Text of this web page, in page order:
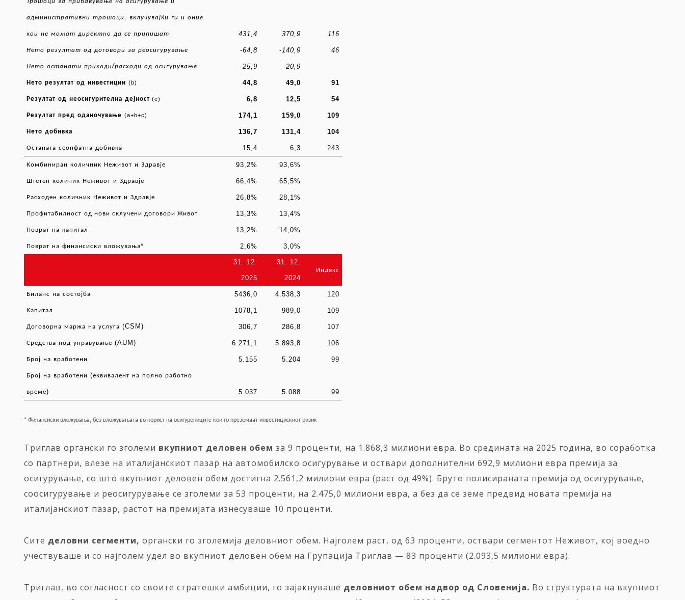
Трошоци за прибавување на осигурување и
административни трошоци, вклучувајќи ги и оние
кои не можат директно да се припишат 431,4 370,9 116
Нето резултат од договори за реосигурување -64,8 -140,9 46
Нето останати приходи/расходи од осигурување -25,9 -20,9
Нето резултат од инвестиции (b) 44,8 49,0 91
Резултат од неосигурителна дејност (c) 6,8 12,5 54
Резултат пред оданочување (a+b+c) 174,1 159,0 109
Нето добивка 136,7 131,4 104
Останата сеопфатна добивка 15,4 6,3 243
Комбиниран количник Неживот и Здравје 93,2% 93,6%
Штетен колиник Неживот и Здравје 66,4% 65,5%
Расходен количник Неживот и Здравје 26,8% 28,1%
Профитабилност од нови склучени договори Живот 13,3% 13,4%
Поврат на капитал 13,2% 14,0%
Поврат на финансиски вложувања* 2,6% 3,0%
31. 12.
2025
31. 12.
2024
Индекс
Биланс на состојба 5436,0 4.538,3 120
Капитал 1078,1 989,0 109
Договорна маржа на услуга (CSM) 306,7 286,8 107
Средства под управување (AUM) 6.271,1 5.893,8 106
Број на вработени 5.155 5.204 99
Број на вработени (еквивалент на полно работно
време) 5.037 5.088 99
* Финансиски вложувања, без вложувањата во корист на осигурениците кои го преземаат инвестицискиот ризик
Триглав органски го зголеми вкупниот деловен обем за 9 проценти, на 1.868,3 милиони евра. Во средината на 2025 година, во соработка
со партнери, влезе на италијанскиот пазар на автомобилско осигурување и оствари дополнителни 692,9 милиони евра премија за
осигурување, со што вкупниот деловен обем достигна 2.561,2 милиони евра (раст од 49%). Бруто полисираната премија од осигурување,
соосигурување и реосигурување се зголеми за 53 проценти, на 2.475,0 милиони евра, а без да се земе предвид новата премија на
италијанскиот пазар, растот на премијата изнесуваше 10 проценти.
Сите деловни сегменти, органски го зголемија деловниот обем. Најголем раст, од 63 проценти, оствари сегментот Неживот, кој воедно
учествуваше и со најголем удел во вкупниот деловен обем на Групација Триглав — 83 проценти (2.093,5 милиони евра).
Триглав, во согласност со своите стратешки амбиции, го зајакнуваше деловниот обем надвор од Словенија. Во структурата на вкупниот